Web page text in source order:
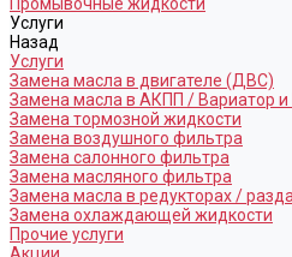
Услуги
Назад
Услуги
Замена масла в двигателе (ДВС)
Замена масла в АКПП / Вариатор
Замена тормозной жидкости
Замена воздушного фильтра
Замена салонного фильтра
Замена масляного фильтра
Замена масла в редукторах /
Замена охлаждающей жидкости
Прочие услуги